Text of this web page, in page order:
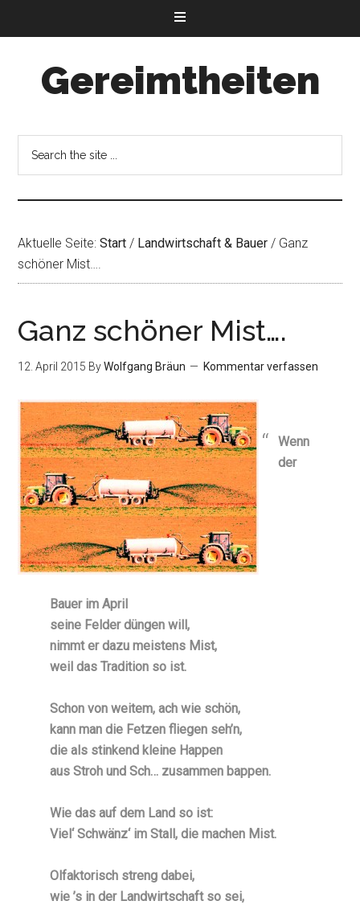
Gereimtheiten
Aktuelle Seite:Start / Landwirtschaft & Bauer / Ganz
schöner Mist….
Ganz schöner Mist….
12. April 2015 ByWolfgang Bräun Kommentar verfassen
Wenn
der
Bauer im April
seine Felder düngen will,
nimmt er dazu meistens Mist,
weil das Tradition so ist.
Schon von weitem, ach wie schön,
kann man die Fetzen fliegen seh’n,
die als stinkend kleine Happen
aus Stroh und Sch… zusammen bappen.
Wie das auf dem Land so ist:
Viel‘ Schwänz‘ im Stall, die machen Mist.
Olfaktorisch streng dabei,
wie ’s in der Landwirtschaft so sei,